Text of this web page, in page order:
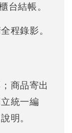
台結帳。
程錄影。
商品寄出
統一編
明。